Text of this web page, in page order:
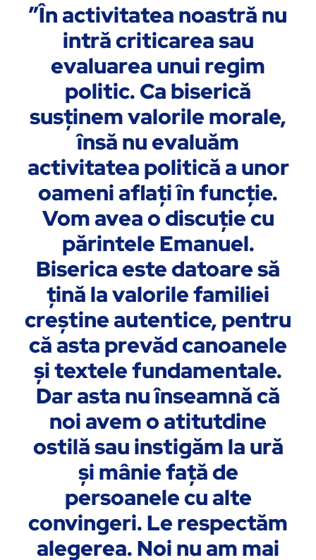
”În activitatea noastră nu
intră criticarea sau
evaluarea unui regim
politic. Ca biserică
susţinem valorile morale,
însă nu evaluăm
activitatea politică a unor
oameni aflaţi în funcţie.
Vom avea o discuţie cu
părintele Emanuel.
Biserica este datoare să
ţină la valorile familiei
creştine autentice, pentru
că asta prevăd canoanele
şi textele fundamentale.
Dar asta nu înseamnă că
noi avem o atitutdine
ostilă sau instigăm la ură
şi mânie faţă de
persoanele cu alte
convingeri. Le respectăm
alegerea. Noi nu am mai